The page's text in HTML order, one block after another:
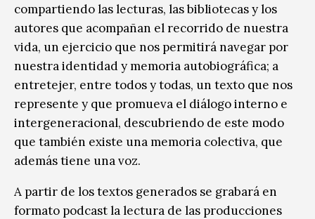
compartiendo las lecturas, las bibliotecas y los
autores que acompañan el recorrido de nuestra
vida, un ejercicio que nos permitirá navegar por
nuestra identidad y memoria autobiográfica; a
entretejer, entre todos y todas, un texto que nos
represente y que promueva el diálogo interno e
intergeneracional, descubriendo de este modo
que también existe una memoria colectiva, que
además tiene una voz.
A partir de los textos generados se grabará en
formato podcast la lectura de las producciones